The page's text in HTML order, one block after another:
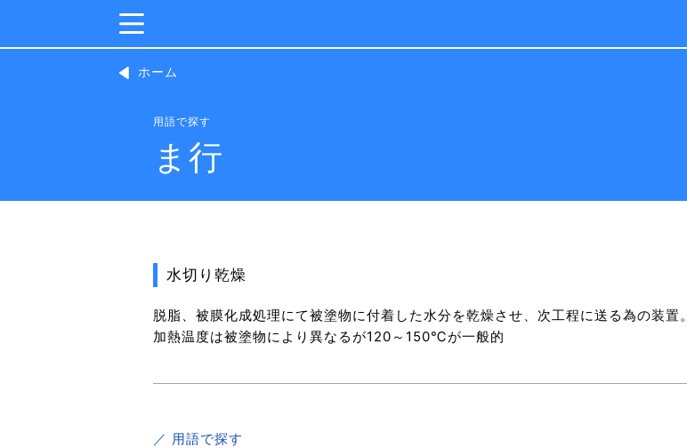
ホーム
用語で探す
ま行
水切り乾燥
脱脂、被膜化成処理にて被塗物に付着した水分を乾燥させ、次工程に送る為の装置。
加熱温度は被塗物により異なるが120～150℃が一般的
／ 用語で探す